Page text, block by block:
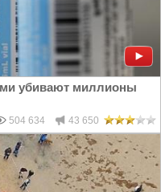
убивают миллионы
504 634 43 650